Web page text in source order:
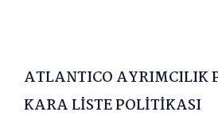
ATLANTICO AYRIMCILIK
KARA LİSTE POLİTİKASI